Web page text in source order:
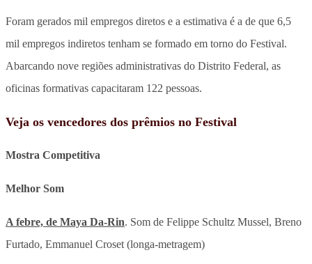
Foram gerados mil empregos diretos e a estimativa é a de que 6,5
mil empregos indiretos tenham se formado em torno do Festival.
Abarcando nove regiões administrativas do Distrito Federal, as
oficinas formativas capacitaram 122 pessoas.
Veja os vencedores dos prêmios no Festival
Mostra Competitiva
Melhor Som
A febre, de Maya Da-Rin. Som de Felippe Schultz Mussel, Breno
Furtado, Emmanuel Croset (longa-metragem)